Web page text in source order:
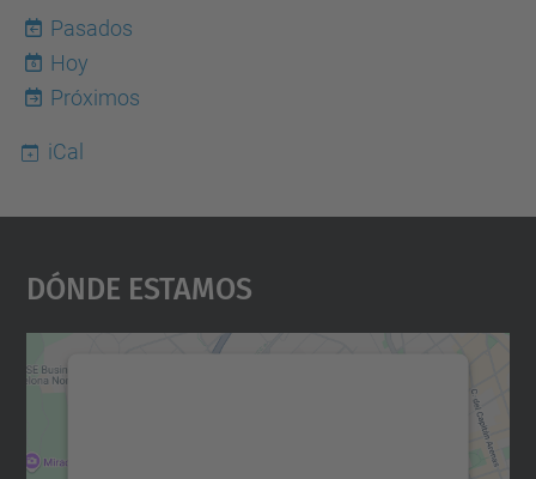
Pasados
6
Hoy
Próximos
iCal
Dónde Estamos